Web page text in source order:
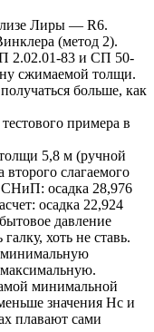
Лиры — R6.
(метод 2).
2.02.01-83 и СП 50-
сжимаемой толщи.
больше, как
примера в
5,8 м (ручной
второго слагаемого
осадка 28,976
осадка 22,924
давление
хоть не ставь.
минимальную
минимальной
значения Нс и
плавают сами